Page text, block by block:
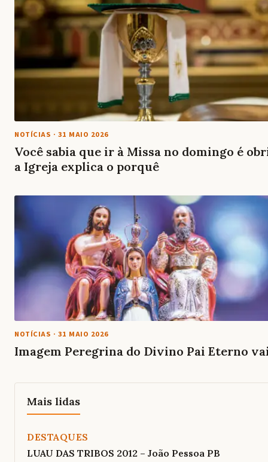
NOTÍCIAS · 31 MAIO 2026
Você sabia que ir à Missa no domingo é
a Igreja explica o porquê
NOTÍCIAS · 31 MAIO 2026
Imagem Peregrina do Divino Pai Eterno
Mais lidas
DESTAQUES
LUAU DAS TRIBOS 2012 – João Pessoa PB